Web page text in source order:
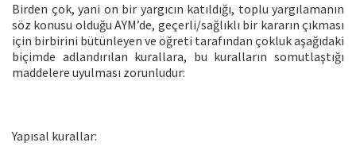
Birden çok, yani on bir yargıcın katıldığı, toplu yargılamanın
söz konusu olduğu AYM’de, geçerli/sağlıklı bir kararın çıkması
için birbirini bütünleyen ve öğreti tarafından çokluk aşağıdaki
biçimde adlandırılan kurallara, bu kuralların somutlaştığı
maddelere uyulması zorunludur:
Yapısal kurallar: